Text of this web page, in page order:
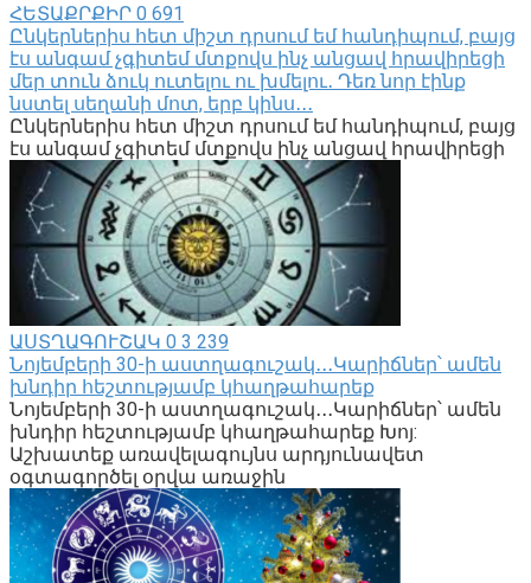
ՀԵՏԱՔՐՔԻՐ 0 691
Ընկերներիս հետ միշտ դրսում եմ հանդիպում, բայց
էս անգամ չգիտեմ մտքովս ինչ անցավ հրավիրեցի
մեր տուն ձուկ ուտելու ու խմելու․ Դեռ նոր էինք
նստել սեղանի մոտ, երբ կինս․․․
Ընկերներիս հետ միշտ դրսում եմ հանդիպում, բայց
էս անգամ չգիտեմ մտքովս ինչ անցավ հրավիրեցի
ԱՍՏՂԱԳՈՒՇԱԿ 0 3 239
Նոյեմբերի 30-ի աստղագուշակ․․․Կարիճներ՝ ամեն
խնդիր հեշտությամբ կհաղթահարեք
Նոյեմբերի 30-ի աստղագուշակ․․․Կարիճներ՝ ամեն
խնդիր հեշտությամբ կհաղթահարեք Խոյ:
Աշխատեք առավելագույնս արդյունավետ
օգտագործել օրվա առաջին